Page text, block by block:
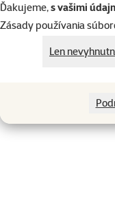
Ďakujeme,s vašimi
Zásady používania
Len